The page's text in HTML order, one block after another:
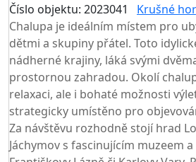
Číslo objektu: 2023041
Krušné
Chalupa je ideálním místem pro
dětmi a skupiny přátel. Toto
nádherné krajiny, láká svými
prostornou zahradou. Okolí
relaxaci, ale i bohaté možnosti
strategicky umístěno pro
Za návštěvu rozhodně stojí hrad
Jáchymov s fascinujícím muzeem